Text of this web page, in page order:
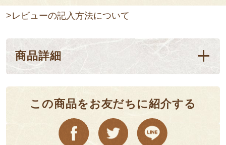
>レビューの記入方法について
商品詳細
この商品をお友だちに紹介する